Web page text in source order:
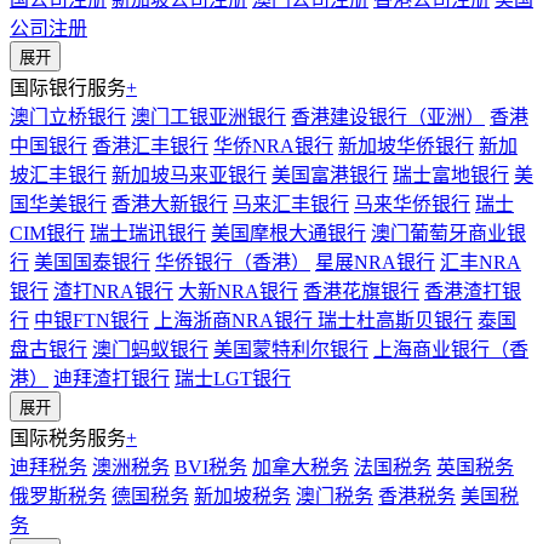
公司注册
展开
国际银行服务+
澳门立桥银行 澳门工银亚洲银行 香港建设银行（亚洲）
香港
中国银行 香港汇丰银行 华侨NRA银行 新加坡华侨银行 新加
坡汇丰银行 新加坡马来亚银行 美国富港银行 瑞士富地银行 美
国华美银行 香港大新银行 马来汇丰银行 马来华侨银行 瑞士
CIM银行 瑞士瑞讯银行 美国摩根大通银行 澳门葡萄牙商业银
行 美国国泰银行 华侨银行（香港） 星展NRA银行 汇丰NRA
银行 渣打NRA银行 大新NRA银行 香港花旗银行 香港渣打银
行 中银FTN银行 上海浙商NRA银行 瑞士杜高斯贝银行 泰国
盘古银行 澳门蚂蚁银行 美国蒙特利尔银行
上海商业银行（香
港）
迪拜渣打银行 瑞士LGT银行
展开
国际税务服务+
迪拜税务 澳洲税务 BVI税务 加拿大税务 法国税务 英国税务
俄罗斯税务 德国税务 新加坡税务 澳门税务 香港税务 美国税
务